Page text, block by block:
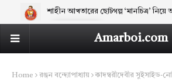
শাহীন আখতারের ছোটগল্প ‘মানচিত্র’
Amarboi.com
Home রঞ্জন বন্দ্যোপাধ্যায় কাদম্বরীদেবীর সুইসাইড-